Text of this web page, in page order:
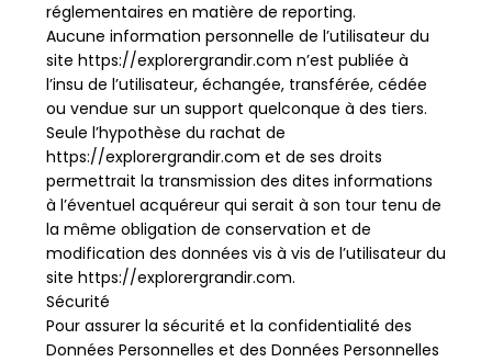
réglementaires en matière de reporting.
Aucune information personnelle de l’utilisateur du
site https://explorergrandir.com n’est publiée à
l’insu de l’utilisateur, échangée, transférée, cédée
ou vendue sur un support quelconque à des tiers.
Seule l’hypothèse du rachat de
https://explorergrandir.com et de ses droits
permettrait la transmission des dites informations
à l’éventuel acquéreur qui serait à son tour tenu de
la même obligation de conservation et de
modification des données vis à vis de l’utilisateur du
site https://explorergrandir.com.
Sécurité
Pour assurer la sécurité et la confidentialité des
Données Personnelles et des Données Personnelles